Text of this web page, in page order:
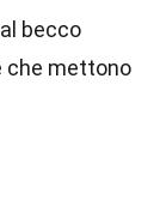
becco
che mettono